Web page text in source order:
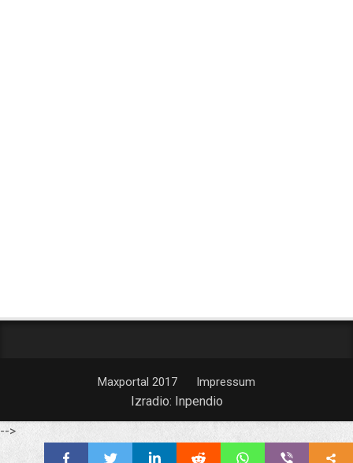
Maxportal 2017 Impressum
Izradio: Inpendio
-->